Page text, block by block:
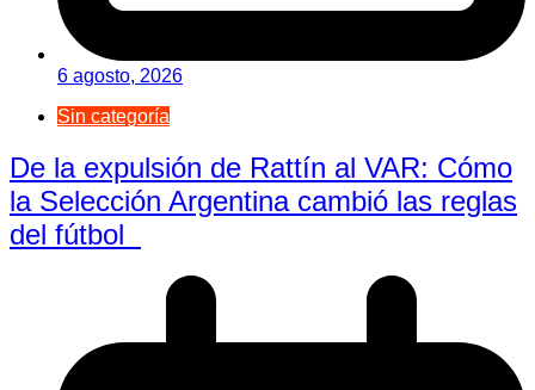
6 agosto, 2026
Sin categoría
De la expulsión de Rattín al VAR: Cómo
la Selección Argentina cambió las reglas
del fútbol